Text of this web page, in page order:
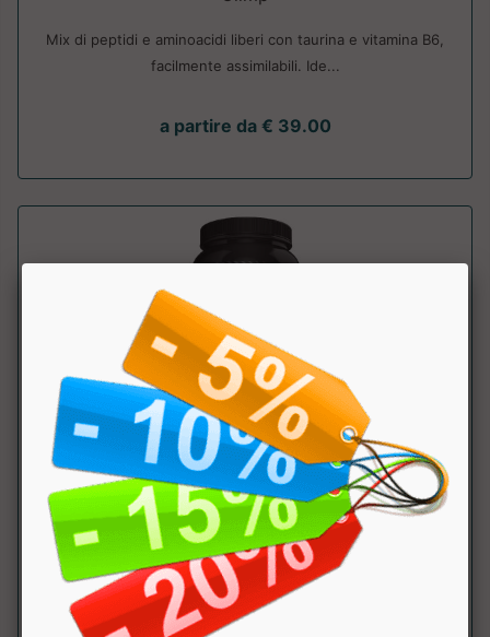
Mix di peptidi e aminoacidi liberi con taurina e vitamina B6,
facilmente assimilabili. Ide...
a partire da € 39.00
ANABOLIC AMINO 9000 MEGA TABS
Olimp
Formula di aminoacidi di alta qualit&agrave; che
contribuiscono al mantenimento della ...
a partire da € 74.36